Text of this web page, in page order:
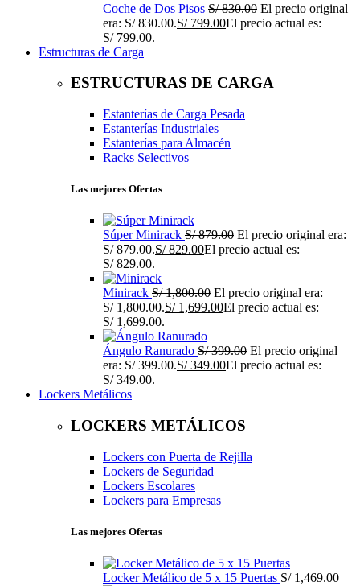
Coche de Dos Pisos S/830.00 El precio original
era: S/ 830.00.S/799.00El precio actual es:
S/ 799.00.
Estructuras de Carga
ESTRUCTURAS DE CARGA
Estanterías de Carga Pesada
Estanterías Industriales
Estanterías para Almacén
Racks Selectivos
Las mejores Ofertas
Súper Minirack S/879.00 El precio original era:
S/ 879.00.S/829.00El precio actual es:
S/ 829.00.
Minirack S/1,800.00 El precio original era:
S/ 1,800.00.S/1,699.00El precio actual es:
S/ 1,699.00.
Ángulo Ranurado S/399.00 El precio original
era: S/ 399.00.S/349.00El precio actual es:
S/ 349.00.
Lockers Metálicos
LOCKERS METÁLICOS
Lockers con Puerta de Rejilla
Lockers de Seguridad
Lockers Escolares
Lockers para Empresas
Las mejores Ofertas
Locker Metálico de 5 x 15 Puertas S/1,469.00